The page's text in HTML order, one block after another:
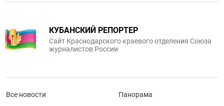
КУБАНСКИЙ РЕПОРТЕР
Сайт Краснодарского краевого отделения Союза
журналистов России
Все новости Панорама